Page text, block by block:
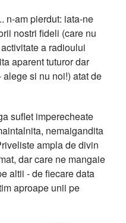
n-am pierdut: iata-ne
nostri fideli (care nu
a radioului
aparent tuturor dar
si nu noi!) atat de
suflet imperecheate
nemaigandita
ampla de divin
dar care ne mangaie
altii - de fiecare data
aproape unii pe